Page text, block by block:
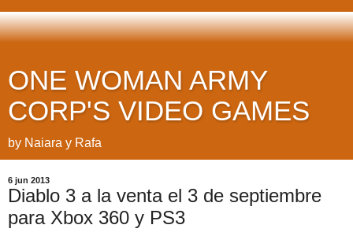
ONE WOMAN ARMY
CORP'S VIDEO GAMES
by Naiara y Rafa
6 jun 2013
Diablo 3 a la venta el 3 de septiembre
para Xbox 360 y PS3